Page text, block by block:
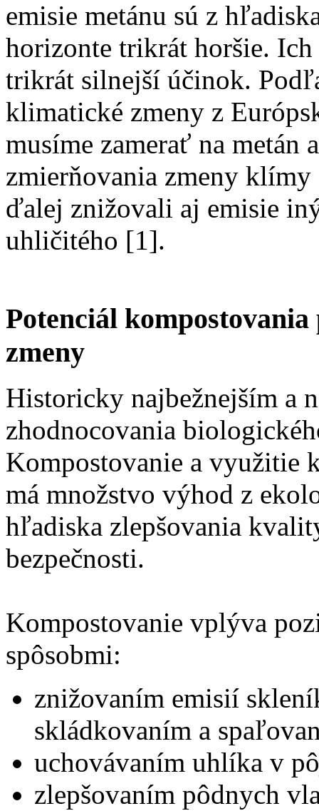
emisie metánu sú z
horizonte trikrát horšie.
trikrát silnejší účinok.
klimatické zmeny z
musíme zamerať na
zmierňovania zmeny klímy
ďalej znižovali aj emisie
uhličitého [1].
Potenciál
zmeny
Historicky najbežnejším a
zhodnocovania
Kompostovanie a využitie
má množstvo výhod z
hľadiska zlepšovania
bezpečnosti.
Kompostovanie vplýva
spôsobmi:
znižovaním emisií
skládkovaním a
uchovávaním uhlíka v
zlepšovaním pôdnych